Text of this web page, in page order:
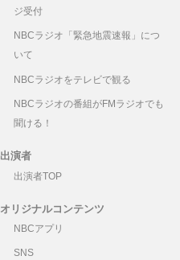
ジ受付
NBCラジオ「緊急地震速報」につ
いて
NBCラジオをテレビで観る
NBCラジオの番組がFMラジオでも
聞ける！
出演者
出演者TOP
オリジナルコンテンツ
NBCアプリ
SNS